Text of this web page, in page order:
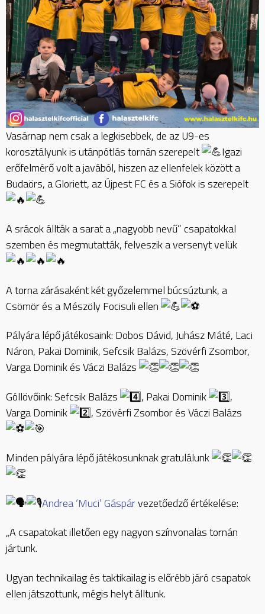
Vasárnap nem csak a legkisebbek, de az U9-es
korosztályunk is utánpótlás tornán szerepelt
Igazi
erőfelmérő volt a javából, hiszen az ellenfelek között a
Budaörs, a Gloriett, az Újpest FC és a Siófok is szerepelt
A srácok állták a sarat a „nagyobb nevű” csapatokkal
szemben és megmutatták, felveszik a versenyt velük
Atorna zárásaként két győzelemmel búcsúztunk, a
Csömör és a Mészöly Focisuli ellen
Pályára lépő játékosaink: Dobos Dávid, Juhász Máté, Laci
Náron, Pakai Dominik, Sefcsik Balázs, Szövérfi Zsombor,
Varga Dominik és Váczi Balázs
Góllövőink: Sefcsik Balázs
, Pakai Dominik
,
Varga Dominik
, Szövérfi Zsombor és Váczi Balázs
Minden pályára lépő játékosunknak gratulálunk
Andrea ‘Muci’ Gáspárvezetőedző értékelése:
„A csapatokat illetően egy nagyon színvonalas tornán
jártunk.
Ugyan technikailag és taktikailag is előrébb járó csapatok
ellen játszottunk, mégis helyt álltunk.